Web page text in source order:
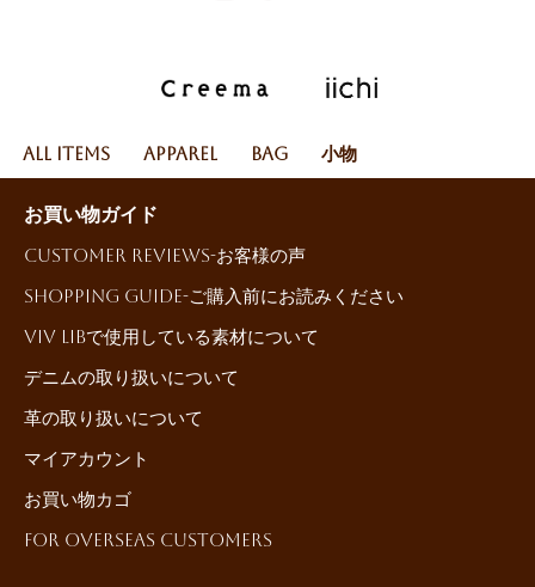
All Items Apparel Bag 小物
お買い物ガイド
Customer reviews-お客様の声
Shopping Guide-ご購入前にお読みください
ViV LiBで使用している素材について
デニムの取り扱いについて
革の取り扱いについて
マイアカウント
お買い物カゴ
For Overseas Customers